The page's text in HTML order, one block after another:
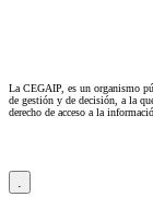
La CEGAIP, es un organismo
de gestión y de decisión, a la
derecho de acceso a la